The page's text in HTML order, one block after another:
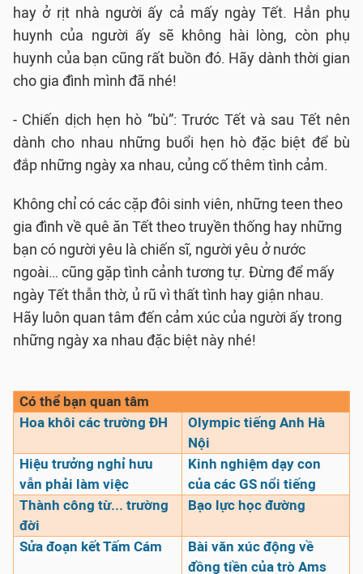
hay ở rịt nhà người ấy cả mấy ngày Tết. Hẳn phụ
huynh của người ấy sẽ không hài lòng, còn phụ
huynh của bạn cũng rất buồn đó. Hãy dành thời gian
cho gia đình mình đã nhé!
- Chiến dịch hẹn hò “bù”: Trước Tết và sau Tết nên
dành cho nhau những buổi hẹn hò đặc biệt để bù
đắp những ngày xa nhau, củng cố thêm tình cảm.
Không chỉ có các cặp đôi sinh viên, những teen theo
gia đình về quê ăn Tết theo truyền thống hay những
bạn có người yêu là chiến sĩ, người yêu ở nước
ngoài… cũng gặp tình cảnh tương tự. Đừng để mấy
ngày Tết thẫn thờ, ủ rũ vì thất tình hay giận nhau.
Hãy luôn quan tâm đến cảm xúc của người ấy trong
những ngày xa nhau đặc biệt này nhé!
Có thể bạn quan tâm
Hoa khôi các trường ĐH
Olympic tiếng Anh Hà
Nội
Hiệu trưởng nghỉ hưu
vẫn phải làm việc
Kinh nghiệm dạy con
của các GS nổi tiếng
Thành công từ... trường
đời
Bạo lực học đường
Sửa đoạn kết Tấm Cám
Bài văn xúc động về
đồng tiền của trò Ams